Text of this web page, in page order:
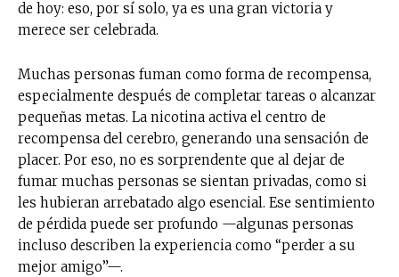
de hoy: eso, por sí solo, ya es una gran victoria y
merece ser celebrada.
Muchas personas fuman como forma de recompensa,
especialmente después de completar tareas o alcanzar
pequeñas metas. La nicotina activa el centro de
recompensa del cerebro, generando una sensación de
placer. Por eso, no es sorprendente que al dejar de
fumar muchas personas se sientan privadas, como si
les hubieran arrebatado algo esencial. Ese sentimiento
de pérdida puede ser profundo —algunas personas
incluso describen la experiencia como “perder a su
mejor amigo”—.